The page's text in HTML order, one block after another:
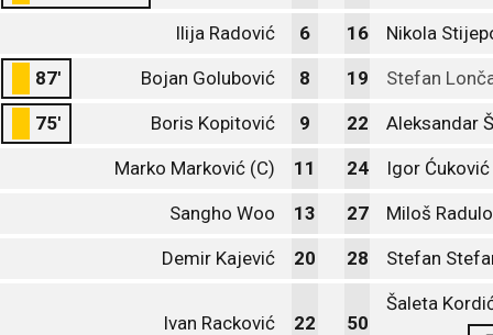
Ilija Radović 6 16 Nikola
87' Bojan Golubović 8 19 Stefan
75' Boris Kopitović 9 22 Aleksandar
Marko Marković (C) 11 24 Igor Ćuković
Sangho Woo 13 27 Miloš
Demir Kajević 20 28 Stefan
Ivan Racković 22 50
Šaleta